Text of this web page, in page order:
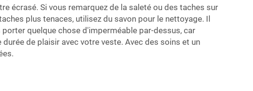
écrasé. Si vous remarquez de la saleté ou des taches sur
plus tenaces, utilisez du savon pour le nettoyage. Il
quelque chose d'imperméable par-dessus, car
de plaisir avec votre veste. Avec des soins et un